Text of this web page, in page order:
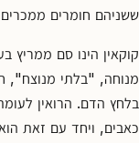
ששניהם חומרים
קוקאין הינו סם ממריץ
מנוחה, "בלתי מנוצח",
בלחץ הדם. הרואין
כאבים, ויחד עם זאת